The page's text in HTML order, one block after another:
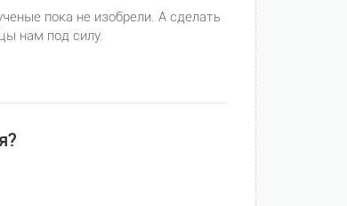
пока не изобрели. А сделать
нам под силу.